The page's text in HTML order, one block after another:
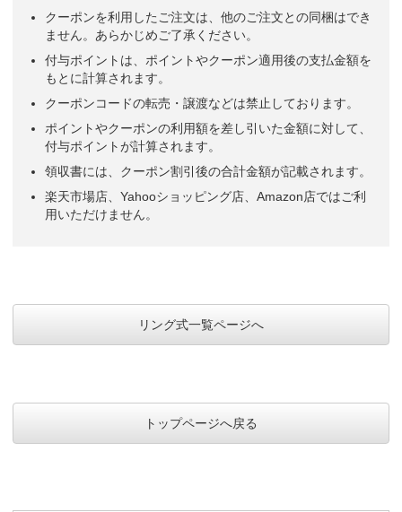
クーポンを利用したご注文は、他のご注文との同梱はでき
ません。あらかじめご了承ください。
付与ポイントは、ポイントやクーポン適用後の支払金額を
もとに計算されます。
クーポンコードの転売・譲渡などは禁止しております。
ポイントやクーポンの利用額を差し引いた金額に対して、
付与ポイントが計算されます。
領収書には、クーポン割引後の合計金額が記載されます。
楽天市場店、Yahooショッピング店、Amazon店ではご利
用いただけません。
リング式一覧ページへ
トップページへ戻る